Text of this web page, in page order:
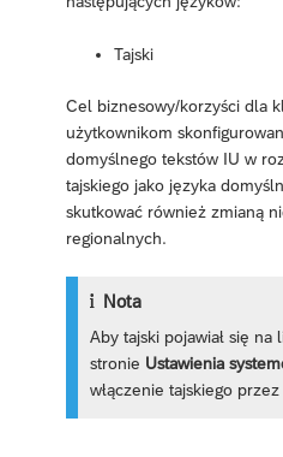
Tajski
Cel biznesowy/korzyści dla
użytkownikom
domyślnego tekstów IU w
tajskiego jako języka
skutkować również zmianą
regionalnych.
Nota
Aby tajski pojawiał się na
stronie Ustawienia
włączenie tajskiego